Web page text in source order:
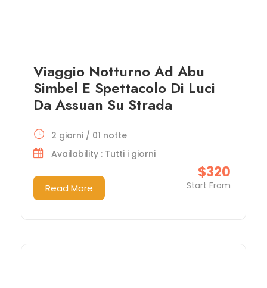
Viaggio Notturno Ad Abu
Simbel E Spettacolo Di Luci
Da Assuan Su Strada
$320
Start From
2 giorni / 01 notte
Availability : Tutti i giorni
Read More